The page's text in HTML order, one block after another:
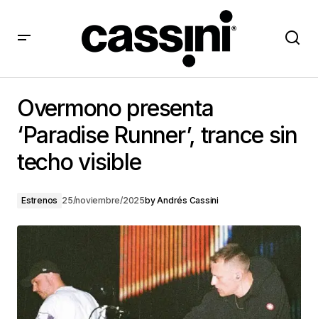
Overmono presenta
‘Paradise Runner’, trance sin
techo visible
Estrenos 25/noviembre/2025byAndrés Cassini